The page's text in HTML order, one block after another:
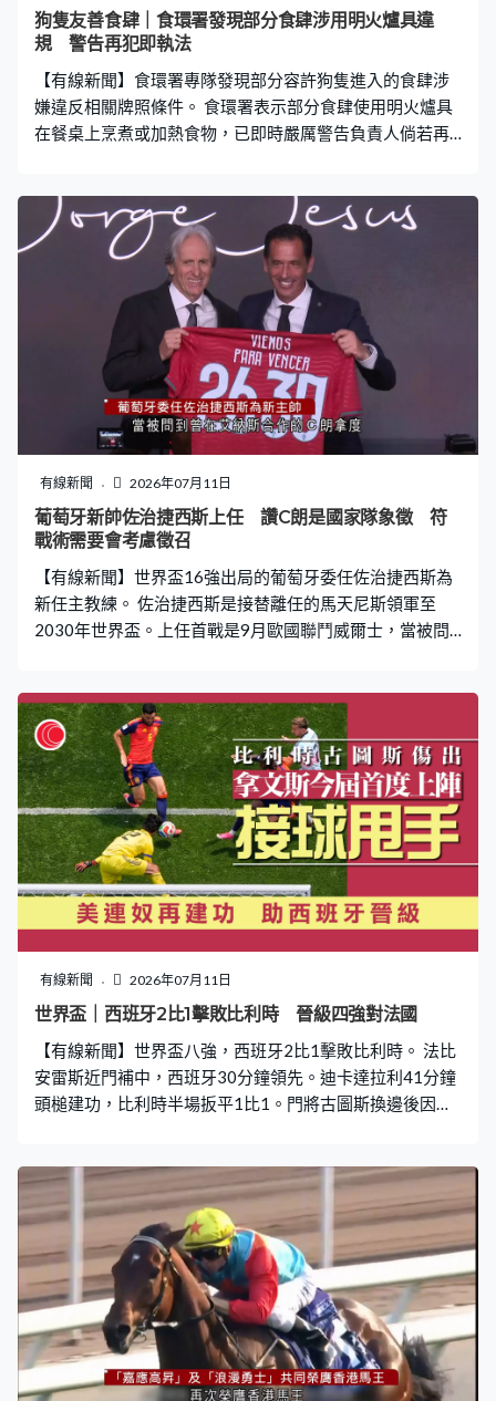
狗隻友善食肆｜食環署發現部分食肆涉用明火爐具違
規 警告再犯即執法
【有線新聞】食環署專隊發現部分容許狗隻進入的食肆涉
嫌違反相關牌照條件。 食環署表示部分食肆使用明火爐具
在餐桌上烹煮或加熱食物，已即時嚴厲警告負責人倘若再
重申牌照條件，即使不讓狗隻進入的時段或日子也不可在
餐桌上烹煮或加熱食物。專隊將繼續巡訪首批逾940間合
資格食肆。
有線新聞 2026年07月11日
葡萄牙新帥佐治捷西斯上任 讚C朗是國家隊象徵 符
戰術需要會考慮徵召
【有線新聞】世界盃16強出局的葡萄牙委任佐治捷西斯為
新任主教練。 佐治捷西斯是接替離任的馬天尼斯領軍至
2030年世界盃。上任首戰是9月歐國聯鬥威爾士，當被問
的戰術需要下會將他納入徵召考慮之列。C朗早前已表示今
屆是最後一次世界盃。
有線新聞 2026年07月11日
世界盃｜西班牙2比1擊敗比利時 晉級四強對法國
【有線新聞】世界盃八強，西班牙2比1擊敗比利時。 法比
安雷斯近門補中，西班牙30分鐘領先。迪卡達拉利41分鐘
頭槌建功，比利時半場扳平1比1。門將古圖斯換邊後因傷
國。